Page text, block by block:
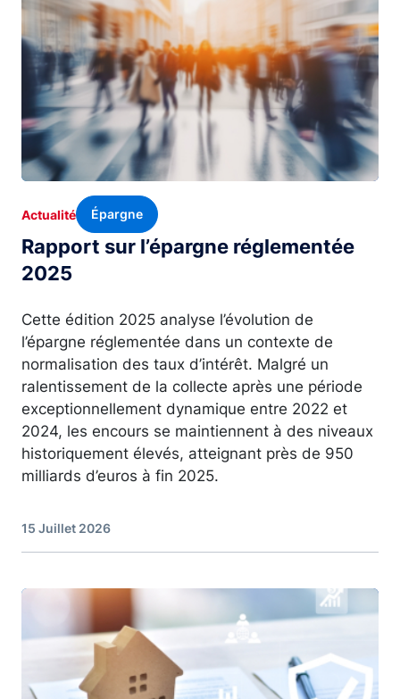
Rapport sur l’épargne réglementée
2025
Actualité Épargne
Cette édition 2025 analyse l’évolution de
l’épargne réglementée dans un contexte de
normalisation des taux d’intérêt. Malgré un
ralentissement de la collecte après une période
exceptionnellement dynamique entre 2022 et
2024, les encours se maintiennent à des niveaux
historiquement élevés, atteignant près de 950
milliards d’euros à fin 2025.
15 Juillet 2026